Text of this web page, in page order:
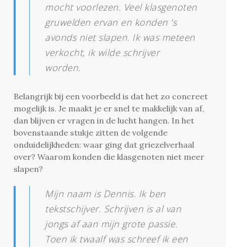
mocht voorlezen. Veel klasgenoten
gruwelden ervan en konden ’s
avonds niet slapen. Ik was meteen
verkocht, ik wilde schrijver
worden.
Belangrijk bij een voorbeeld is dat het zo concreet
mogelijk is. Je maakt je er snel te makkelijk van af,
dan blijven er vragen in de lucht hangen. In het
bovenstaande stukje zitten de volgende
onduidelijkheden: waar ging dat griezelverhaal
over? Waarom konden die klasgenoten niet meer
slapen?
Mijn naam is Dennis. Ik ben
tekstschijver. Schrijven is al van
jongs af aan mijn grote passie.
Toen ik twaalf was schreef ik een